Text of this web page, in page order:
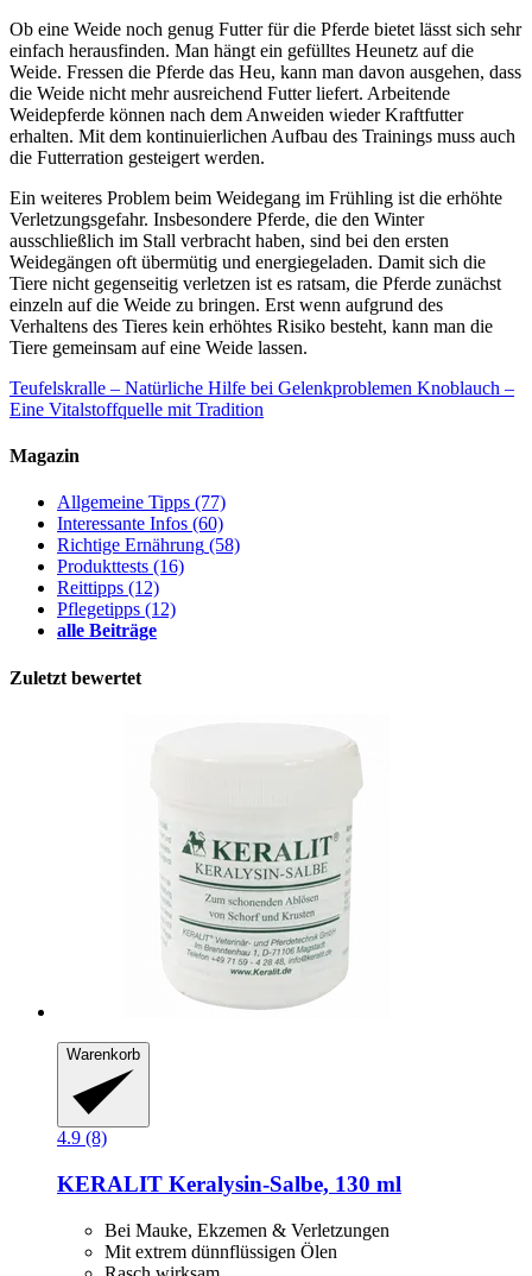
Ob eine Weide noch genug Futter für die Pferde bietet lässt sich sehr
einfach herausfinden. Man hängt ein gefülltes Heunetz auf die
Weide. Fressen die Pferde das Heu, kann man davon ausgehen, dass
die Weide nicht mehr ausreichend Futter liefert. Arbeitende
Weidepferde können nach dem Anweiden wieder Kraftfutter
erhalten. Mit dem kontinuierlichen Aufbau des Trainings muss auch
die Futterration gesteigert werden.
Ein weiteres Problem beim Weidegang im Frühling ist die erhöhte
Verletzungsgefahr. Insbesondere Pferde, die den Winter
ausschließlich im Stall verbracht haben, sind bei den ersten
Weidegängen oft übermütig und energiegeladen. Damit sich die
Tiere nicht gegenseitig verletzen ist es ratsam, die Pferde zunächst
einzeln auf die Weide zu bringen. Erst wenn aufgrund des
Verhaltens des Tieres kein erhöhtes Risiko besteht, kann man die
Tiere gemeinsam auf eine Weide lassen.
Teufelskralle – Natürliche Hilfe bei Gelenkproblemen Knoblauch –
Eine Vitalstoffquelle mit Tradition
Magazin
Allgemeine Tipps (77)
Interessante Infos (60)
Richtige Ernährung (58)
Produkttests (16)
Reittipps (12)
Pflegetipps (12)
alle Beiträge
Zuletzt bewertet
Warenkorb
4.9 (8)
KERALIT Keralysin-​Salbe, 130 ml
Bei Mauke, Ekzemen & Verletzungen
Mit extrem dünnflüssigen Ölen